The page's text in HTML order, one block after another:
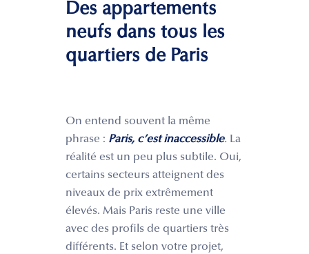
Des appartements
neufs dans tous les
quartiers de Paris
On entend souvent la même
phrase : Paris, c’est inaccessible. La
réalité est un peu plus subtile. Oui,
certains secteurs atteignent des
niveaux de prix extrêmement
élevés. Mais Paris reste une ville
avec des profils de quartiers très
différents. Et selon votre projet,